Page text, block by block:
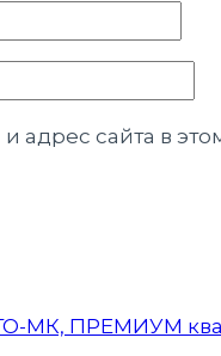
адрес сайта в